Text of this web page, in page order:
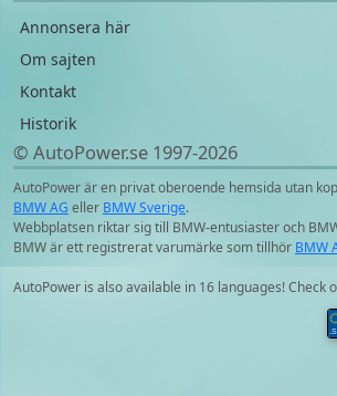
Annonsera här
Om sajten
Kontakt
Historik
© AutoPower.se 1997‑2026
AutoPower är en privat oberoende hemsida utan
BMW AG eller BMW Sverige.
Webbplatsen riktar sig till BMW-entusiaster och
BMW är ett registrerat varumärke som tillhör BMW
AutoPower is also available in 16 languages! Check